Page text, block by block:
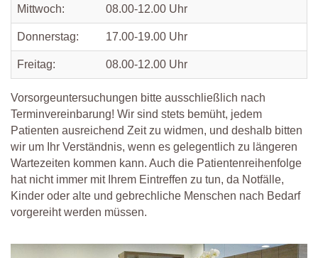
Mittwoch: 08.00-12.00 Uhr
Donnerstag: 17.00-19.00 Uhr
Freitag: 08.00-12.00 Uhr
Vorsorgeuntersuchungen bitte ausschließlich nach
Terminvereinbarung! Wir sind stets bemüht, jedem
Patienten ausreichend Zeit zu widmen, und deshalb bitten
wir um Ihr Verständnis, wenn es gelegentlich zu längeren
Wartezeiten kommen kann. Auch die Patientenreihenfolge
hat nicht immer mit Ihrem Eintreffen zu tun, da Notfälle,
Kinder oder alte und gebrechliche Menschen nach Bedarf
vorgereiht werden müssen.